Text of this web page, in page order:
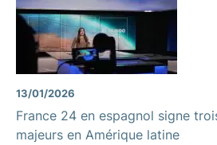
13/01/2026
France 24 en espagnol signe
majeurs en Amérique latine